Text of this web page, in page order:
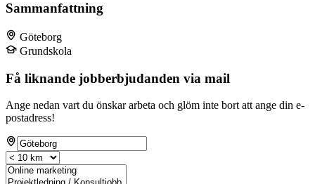
Sammanfattning
Göteborg
Grundskola
Få liknande jobberbjudanden via mail
Ange nedan vart du önskar arbeta och glöm inte bort att ange din e-
postadress!